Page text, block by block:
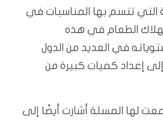
التي تتسم بها المناسبات في
الطعام في هذه
في العديد من الدول
إعداد كميات كبيرة من
لها المسلة أشارت أيضًا إلى